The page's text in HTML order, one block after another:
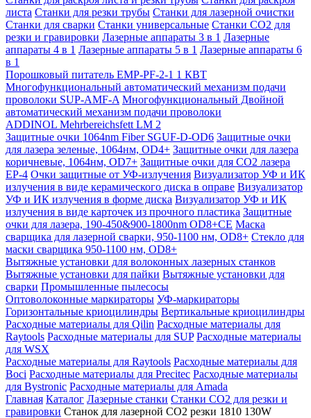
листа Станки для резки трубы Станки для лазерной очистки
Станки для сварки Станки универсальные Станки СО2 для
резки и гравировки Лазерные аппараты 3 в 1 Лазерные
аппараты 4 в 1 Лазерные аппараты 5 в 1 Лазерные аппараты 6
в 1
Порошковый питатель EMP-PF-2-1 1 КВТ
Многофункциональный автоматический механизм подачи
проволоки SUP-AMF-A Многофункциональный Двойной
автоматический механизм подачи проволоки
ADDINOL Mehrbereichsfett LM 2
Защитные очки 1064nm Fiber SGUF-D-OD6 Защитные очки
для лазера зеленые, 1064нм, OD4+ Защитные очки для лазера
коричневые, 1064нм, OD7+ Защитные очки для CO2 лазера
EP-4 Очки защитные от УФ-излучения Визуализатор УФ и ИК
излучения в виде керамического диска в оправе Визуализатор
УФ и ИК излучения в форме диска Визуализатор УФ и ИК
излучения в виде карточек из прочного пластика Защитные
очки для лазера, 190-450&900-1800nm OD8+CE Маска
сварщика для лазерной сварки, 950-1100 нм, OD8+ Стекло для
маски сварщика 950-1100 нм, OD8+
Вытяжные установки для волоконных лазерных станков
Вытяжные установки для пайки Вытяжные установки для
сварки Промышленные пылесосы
Оптоволоконные маркираторы УФ-маркираторы
Горизонтальные криоцилиндры Вертикальные криоцилиндры
Расходные материалы для Qilin Расходные материалы для
Raytools Расходные материалы для SUP Расходные материалы
для WSX
Расходные материалы для Raytools Расходные материалы для
Boci Расходные материалы для Precitec Расходные материалы
для Bystronic Расходные материалы для Amada
Главная Каталог Лазерные станки Станки СО2 для резки и
гравировки Станок для лазерной CO2 резки 1810 130W